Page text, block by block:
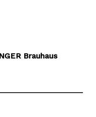
Brauhaus